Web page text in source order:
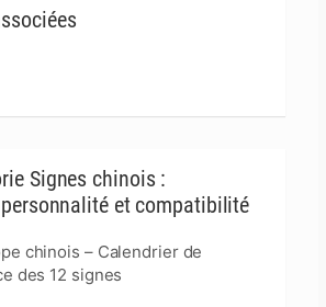
Signes chinois :
et compatibilité
chinois – Calendrier de
des 12 signes